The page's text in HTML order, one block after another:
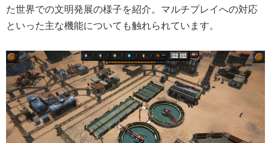
た世界での文明発展の様子を紹介。マルチプレイへの対応
といった主な機能についても触れられています。